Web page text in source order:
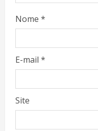
Nome *
E-mail *
Site